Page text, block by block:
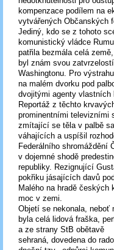
kompenzace podílem na
vytvářených Občanských
Jediný, kdo se z tohoto
komunistický vládce
patřila bezmála celá
byl znám svou
Washingtonu. Pro
na malém dvorku pod
dvojitými agenty vlastních
Reportáž z těchto
prominentními televizními
zmítající se těla v palbě
váhajících a uspíšil
Federálního shromáždění
v dojemné shodě
republiky. Rezignující
pokřiku jásajících davů
Malého na hradě českých
moc v zemi.
Objetí se nekonala, neboť
byla celá lidová fraška,
a ze strany StB obětavě
sehraná, dovedena do